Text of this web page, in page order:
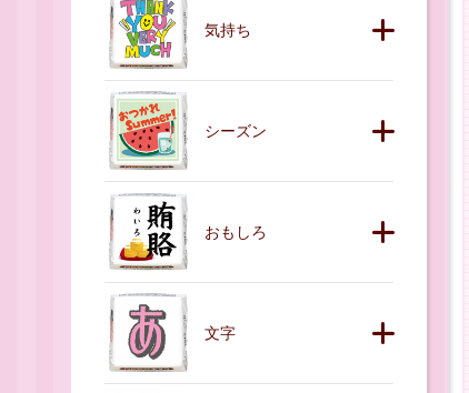
気持ち
シーズン
おもしろ
文字